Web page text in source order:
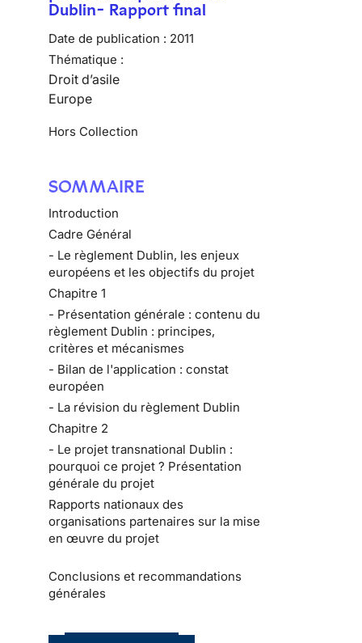
Dublin- Rapport final
Date de publication : 2011
Thématique :
Droit d’asile
Europe
Hors Collection
SOMMAIRE
Introduction
Cadre Général
- Le règlement Dublin, les enjeux
européens et les objectifs du projet
Chapitre 1
- Présentation générale : contenu du
règlement Dublin : principes,
critères et mécanismes
- Bilan de l'application : constat
européen
- La révision du règlement Dublin
Chapitre 2
- Le projet transnational Dublin :
pourquoi ce projet ? Présentation
générale du projet
Rapports nationaux des
organisations partenaires sur la mise
en œuvre du projet
Conclusions et recommandations
générales